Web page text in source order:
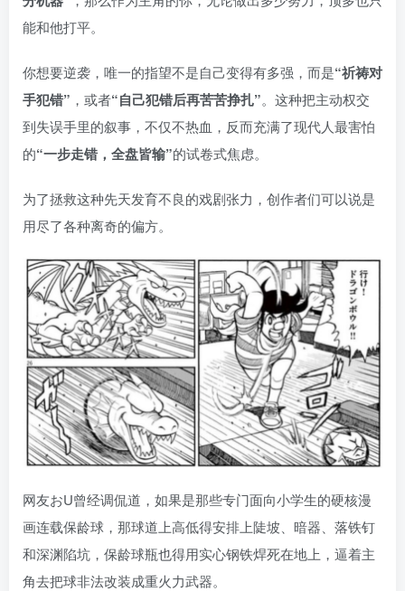
能和他打平。
你想要逆袭，唯一的指望不是自己变得有多强，而是“祈祷对
手犯错” ，或者“自己犯错后再苦苦挣扎”。这种把主动权交
到失误手里的叙事，不仅不热血，反而充满了现代人最害怕
的“一步走错，全盘皆输”的试卷式焦虑。
为了拯救这种先天发育不良的戏剧张力，创作者们可以说是
用尽了各种离奇的偏方。
网友おU曾经调侃道，如果是那些专门面向小学生的硬核漫
画连载保龄球，那球道上高低得安排上陡坡、暗器、落铁钉
和深渊陷坑，保龄球瓶也得用实心钢铁焊死在地上，逼着主
角去把球非法改装成重火力武器。